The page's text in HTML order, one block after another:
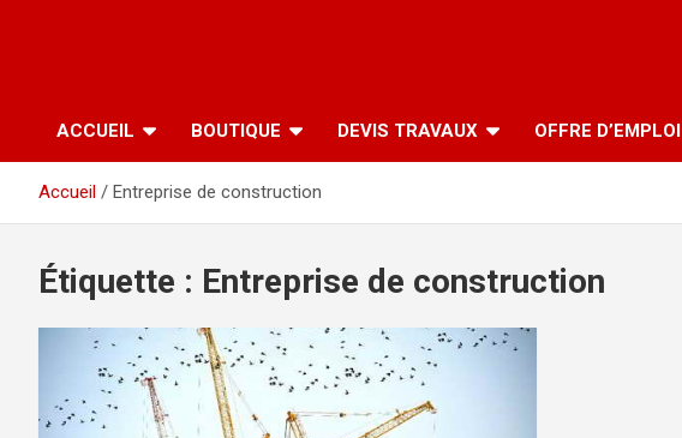
ACCUEIL BOUTIQUE DEVIS TRAVAUX OFFRE D’EMPLOI
Accueil Entreprise de construction
Étiquette : Entreprise de construction